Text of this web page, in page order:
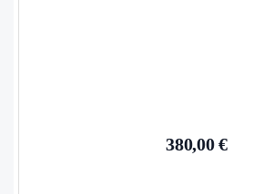
380,00 €